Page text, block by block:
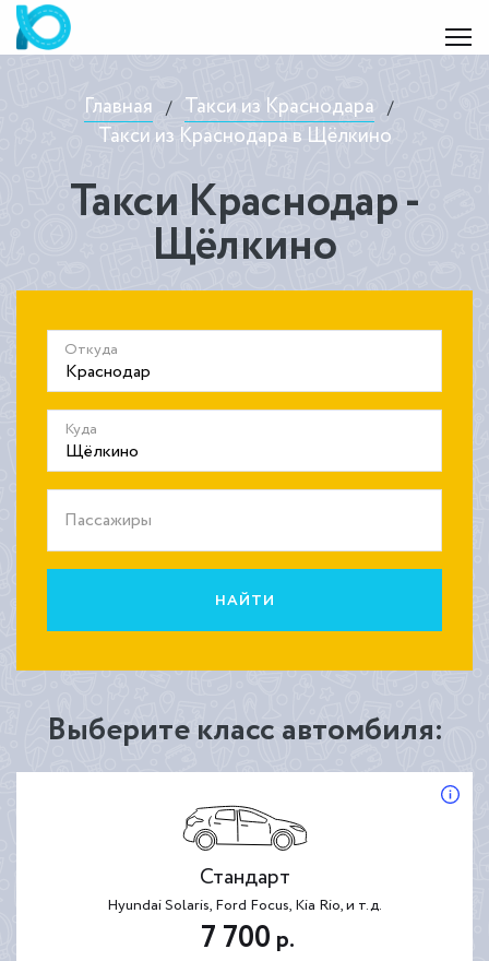
Главная / Такси из Краснодара /
Такси из Краснодара в Щёлкино
Такси Краснодар -
Щёлкино
Откуда
Куда
Пассажиры
НАЙТИ
Выберите класс автомбиля:
Стандарт
Hyundai Solaris, Ford Focus, Kia Rio, и т.д.
7 700 р.